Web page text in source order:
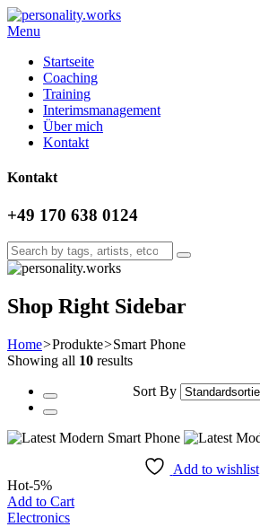
Menu
Startseite
Coaching
Training
Interimsmanagement
Über mich
Kontakt
Kontakt
+49 170 638 0124
Shop Right Sidebar
Home>Produkte>Smart Phone
Showing all 10 results
Sort By
Add to wishlist
Hot-5%
Add to Cart
Electronics